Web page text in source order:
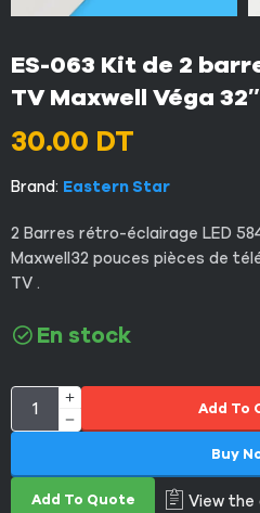
ES-063 Kit de 2
TV Maxwell Véga
30.00 DT
Brand: Eastern Star
2 Barres rétro-éclairage LED
Maxwell32 pouces pièces de
TV .
En stock
Add To
Add To Quote View the
Buy